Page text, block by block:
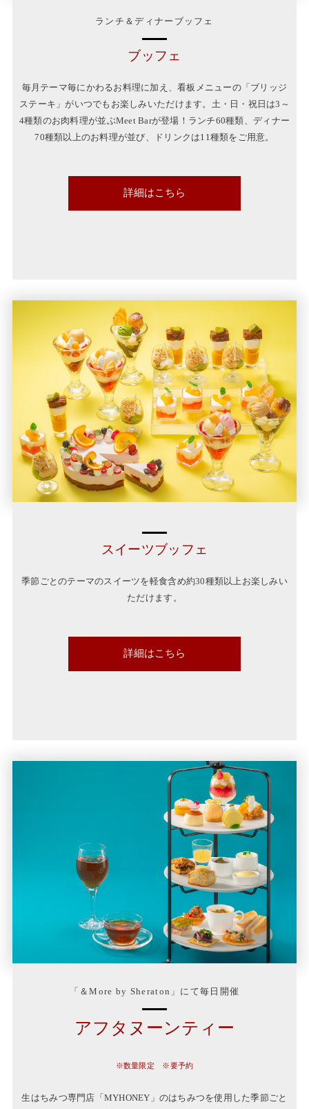
ランチ＆ディナーブッフェ
ブッフェ
毎月テーマ毎にかわるお料理に加え、看板メニューの「ブリッジ
ステーキ」がいつでもお楽しみいただけます。土・日・祝日は3～
4種類のお肉料理が並ぶMeet Barが登場！ランチ60種類、ディナー
70種類以上のお料理が並び、ドリンクは11種類をご用意。
詳細はこちら
スイーツブッフェ
季節ごとのテーマのスイーツを軽食含め約30種類以上お楽しみい
ただけます。
詳細はこちら
「＆More by Sheraton」にて毎日開催
アフタヌーンティー
※数量限定 ※要予約
生はちみつ専門店「MYHONEY」のはちみつを使用した季節ごと